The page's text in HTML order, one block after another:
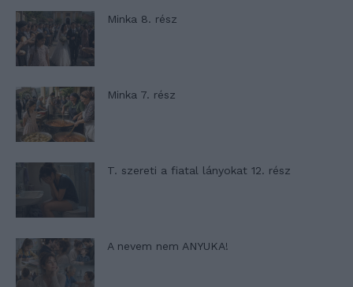
Minka 8. rész
Minka 7. rész
T. szereti a fiatal lányokat 12. rész
A nevem nem ANYUKA!